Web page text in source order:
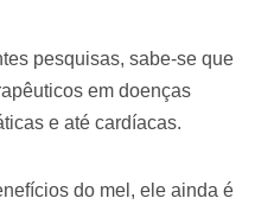
pesquisas, sabe-se que
em doenças
e até cardíacas.
do mel, ele ainda é